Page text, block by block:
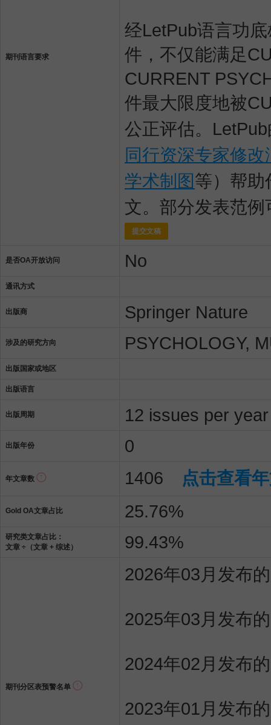
期刊语言要求
经LetPub语言功
件，不仅能满足
CURRENT
件最大限度地被
公正评估。
同行资深专家修改
学术制图等）帮助
文。部分发表范例
提交文稿
是否OA开放访问 No
通讯方式
出版商 Springer Nature
涉及的研究方向 PSYCHOLOGY,
出版国家或地区
出版语言
出版周期 12 issues per year
出版年份 0
年文章数 1406 点击查看
Gold OA文章占比 25.76%
研究类文章占比：
文章 ÷（文章 + 综述）
99.43%
期刊分区表预警名单
2026年03月发布
2025年03月发布
2024年02月发布
2023年01月发布